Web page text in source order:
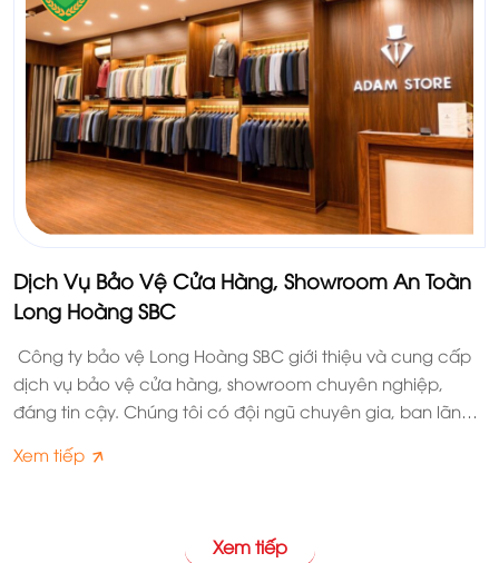
Dịch Vụ Bảo Vệ Cửa Hàng, Showroom An Toàn
Long Hoàng SBC
Công ty bảo vệ Long Hoàng SBC giới thiệu và cung cấp
dịch vụ bảo vệ cửa hàng, showroom chuyên nghiệp,
đáng tin cậy. Chúng tôi có đội ngũ chuyên gia, ban lãnh
nhiệt huyết, thành thạo nghiệp vụ, kỹ năng. Sự có mặt
hàng; tạo môi trường mua sắm văn minh, thoải mái cho
Xem tiếp
Xem tiếp